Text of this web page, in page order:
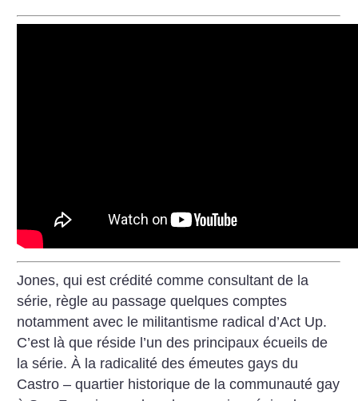
Jones, qui est crédité comme consultant de la
série, règle au passage quelques comptes
notamment avec le militantisme radical d’Act Up.
C’est là que réside l’un des principaux écueils de
la série. À la radicalité des émeutes gays du
Castro – quartier historique de la communauté gay